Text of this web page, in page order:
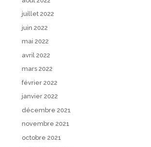
juillet 2022
juin 2022
mai 2022
avril 2022
mars 2022
février 2022
janvier 2022
décembre 2021
novembre 2021
octobre 2021